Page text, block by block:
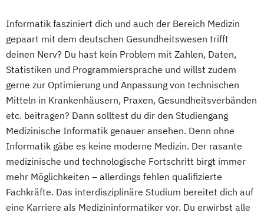
Informatik fasziniert dich und auch der Bereich Medizin
gepaart mit dem deutschen Gesundheitswesen trifft
deinen Nerv? Du hast kein Problem mit Zahlen, Daten,
Statistiken und Programmiersprache und willst zudem
gerne zur Optimierung und Anpassung von technischen
Mitteln in Krankenhäusern, Praxen, Gesundheitsverbänden
etc. beitragen? Dann solltest du dir den Studiengang
Medizinische Informatik genauer ansehen. Denn ohne
Informatik gäbe es keine moderne Medizin. Der rasante
medizinische und technologische Fortschritt birgt immer
mehr Möglichkeiten – allerdings fehlen qualifizierte
Fachkräfte. Das interdisziplinäre Studium bereitet dich auf
eine Karriere als Medizininformatiker vor. Du erwirbst alle